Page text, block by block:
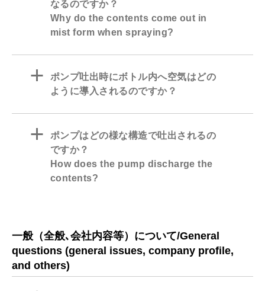
なるのですか？
Why do the contents come out in
mist form when spraying?
a
ポンプ吐出時にボトル内へ空気はどの
ように導入されるのですか？
a
ポンプはどの様な構造で吐出されるの
ですか？
How does the pump discharge the
contents?
一般（全般､会社内容等）について/General
questions (general issues, company profile,
and others)